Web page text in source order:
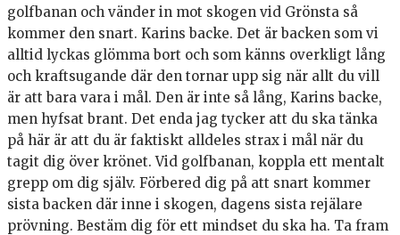
golfbanan och vänder in mot skogen vid Grönsta så
kommer den snart. Karins backe. Det är backen som vi
alltid lyckas glömma bort och som känns overkligt lång
och kraftsugande där den tornar upp sig när allt du vill
är att bara vara i mål. Den är inte så lång, Karins backe,
men hyfsat brant. Det enda jag tycker att du ska tänka
på här är att du är faktiskt alldeles strax i mål när du
tagit dig över krönet. Vid golfbanan, koppla ett mentalt
grepp om dig själv. Förbered dig på att snart kommer
sista backen där inne i skogen, dagens sista rejälare
prövning. Bestäm dig för ett mindset du ska ha. Ta fram